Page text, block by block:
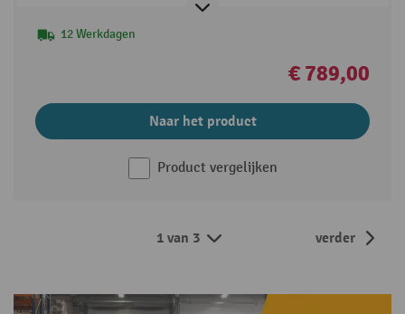
12 Werkdagen
€ 789,00
Naar het product
Product vergelijken
1 van 3 verder